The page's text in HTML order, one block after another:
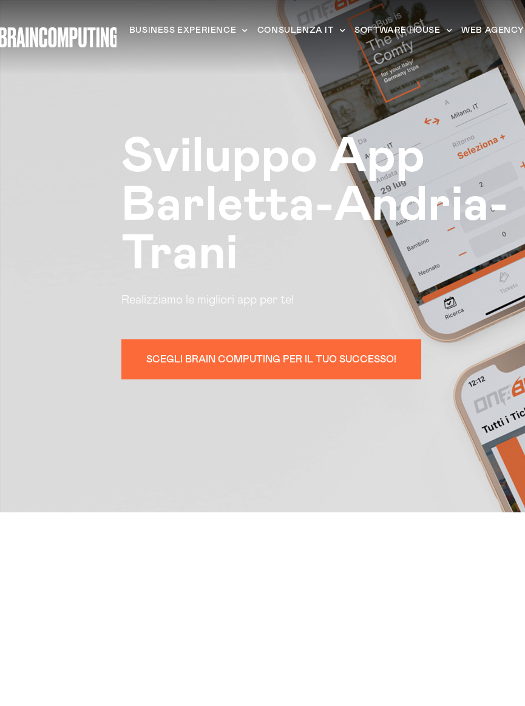
BUSINESS EXPERIENCE CONSULENZA IT SOFTWARE HOUSE WEB AGENCY
Sviluppo App
Barletta-Andria-
Trani
Realizziamo le migliori app per te!
SCEGLI BRAIN COMPUTING PER IL TUO SUCCESSO!